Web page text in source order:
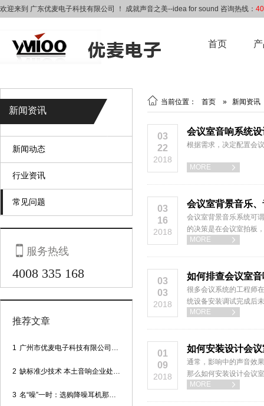
欢迎来到 广东优麦电子科技有限公司 ！ 成就声音之美--idea for sound 咨询热线：
首页
新闻资讯
新闻动态
行业资讯
常见问题
 服务热线
4008 335 168
推荐文章
1 广州市优麦电子科技有限公司网站正式上线！
2 缺标准少技术 本土音响企业处境尴尬
3 名“噪”一时：选购降噪耳机那些事
 当前位置： 首页 » 新闻资讯
03
22
2018
会议室音响系统
根据需求，决定配置会
MORE 
03
16
2018
会议室背景音乐
会议室背景音乐系统可
的决策是在会议室拍板
乐系统中最受关注的。
MORE 
03
03
2018
如何排查会议室
很多会议系统的工程师
统设备安装调试完成后
MORE

01
09
2018
如何安装设计会
通常，影响中的声音效
那么如何安装设计会议
MORE
